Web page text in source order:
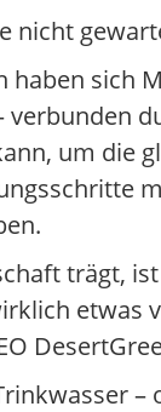
nicht
haben sich
um die
trägt,
etwas